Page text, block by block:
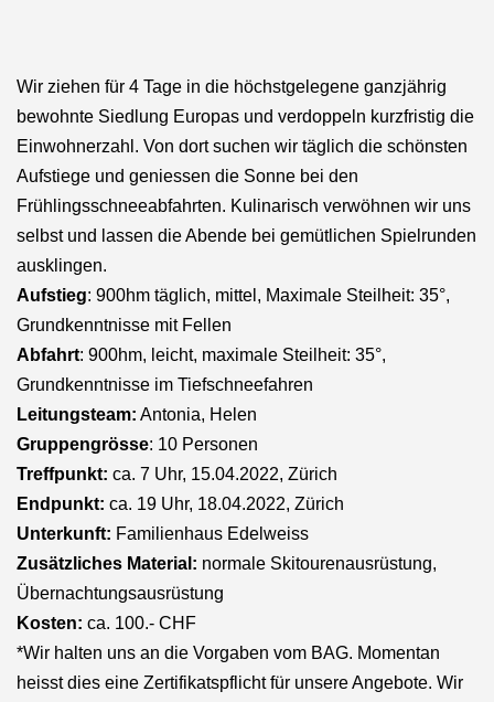
Wir ziehen für 4 Tage in die höchstgelegene ganzjährig
bewohnte Siedlung Europas und verdoppeln kurzfristig die
Einwohnerzahl. Von dort suchen wir täglich die schönsten
Aufstiege und geniessen die Sonne bei den
Frühlingsschneeabfahrten. Kulinarisch verwöhnen wir uns
selbst und lassen die Abende bei gemütlichen Spielrunden
ausklingen.
Aufstieg: 900hm täglich, mittel, Maximale Steilheit: 35°,
Grundkenntnisse mit Fellen
Abfahrt: 900hm, leicht, maximale Steilheit: 35°,
Grundkenntnisse im Tiefschneefahren
Leitungsteam: Antonia, Helen
Gruppengrösse: 10 Personen
Treffpunkt: ca. 7 Uhr, 15.04.2022, Zürich
Endpunkt: ca. 19 Uhr, 18.04.2022, Zürich
Unterkunft: Familienhaus Edelweiss
Zusätzliches Material: normale Skitourenausrüstung,
Übernachtungsausrüstung
Kosten: ca. 100.- CHF
*Wir halten uns an die Vorgaben vom BAG. Momentan
heisst dies eine Zertifikatspflicht für unsere Angebote. Wir